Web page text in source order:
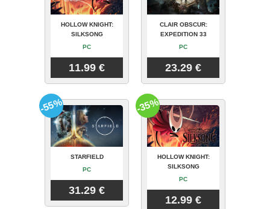
HOLLOW KNIGHT:
SILKSONG
PC
11.99 €
CLAIR OBSCUR:
EXPEDITION 33
PC
23.29 €
STARFIELD
PC
31.29 €
-55%
HOLLOW KNIGHT:
SILKSONG
PC
12.99 €
-35%